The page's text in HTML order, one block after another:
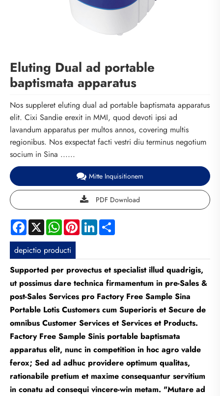
Eluting Dual ad portable
baptismata apparatus
Nos suppleret eluting dual ad portable baptismata apparatus
elit. Cixi Sandie erexit in MMI, quod devoti ipsi ad
lavandum apparatus per multos annos, covering multis
regionibus. Nos exspectat facti vestri diu terminus negotium
socium in Sina ......
Mitte Inquisitionem
PDF Download
Facebook
X WhatsApp
PinterestLinkedIn
depictio producti
Supported per provectus et specialist illud quadrigis,
ut possimus dare technica firmamentum in pre-Sales &
post-Sales Services pro Factory Free Sample Sina
Portable Lotis Customers cum Superioris et Secure de
omnibus Customer Services et Services et Products.
Factory Free Sample Sinis portable baptismata
apparatus elit, nunc in competition in hoc agro valde
ferox; Sed ad adhuc providere optimum qualitas,
rationabile pretium et maxime consequantur servitium
in conatu ad consequi vincere-win metam. "Mutare ad